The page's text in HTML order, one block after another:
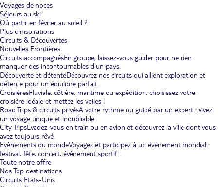
Voyages de noces
Séjours au ski
Où partir en février au soleil ?
Plus d'inspirations
Circuits & Découvertes
Nouvelles Frontières
Circuits accompagnésEn groupe, laissez-vous guider pour ne rien
manquer des incontournables d'un pays.
Découverte et détenteDécouvrez nos circuits qui allient exploration et
détente pour un équilibre parfait.
CroisièresFluviale, côtière, maritime ou expédition, choisissez votre
croisière idéale et mettez les voiles !
Road Trips & circuits privésA votre rythme ou guidé par un expert : vivez
un voyage unique et inoubliable.
City TripsEvadez-vous en train ou en avion et découvrez la ville dont vous
avez toujours rêvé.
Evènements du mondeVoyagez et participez à un évènement mondial :
festival, fête, concert, évènement sportif...
Toute notre offre
Nos Top destinations
Circuits Etats-Unis